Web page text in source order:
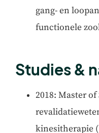
gang- en
functionele
Studies &
2018: Master
kinesitherapie